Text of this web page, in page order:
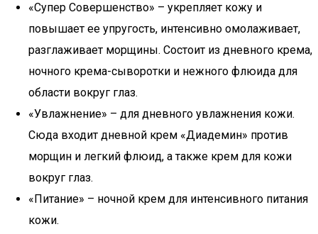
«Супер Совершенство» – укрепляет кожу и
повышает ее упругость, интенсивно омолаживает,
разглаживает морщины. Состоит из дневного крема,
ночного крема-сыворотки и нежного флюида для
области вокруг глаз.
«Увлажнение» – для дневного увлажнения кожи.
Сюда входит дневной крем «Диадемин» против
морщин и легкий флюид, а также крем для кожи
вокруг глаз.
«Питание» – ночной крем для интенсивного питания
кожи.